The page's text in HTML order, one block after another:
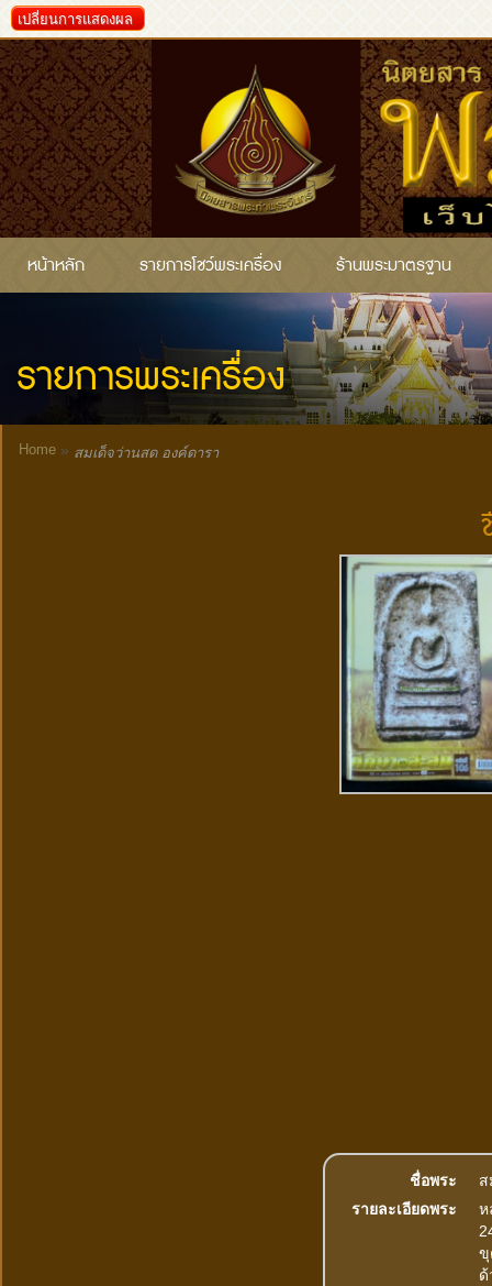
เปลี่ยนการแสดงผล
หน้าหลัก รายการโชว์พระเครื่อง ร้านพระมาตรฐาน
รายการพระเครื่อง
Home » สมเด็จว่านสด องค์ดารา
ชื่อพระ
ส
รายละเอียดพระ
ห
ขุ
ด้